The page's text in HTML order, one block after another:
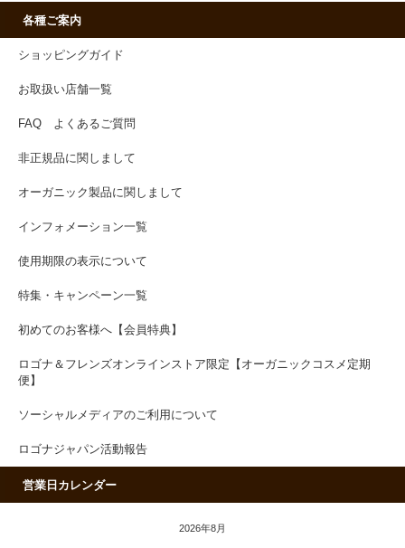
各種ご案内
ショッピングガイド
お取扱い店舗一覧
FAQ よくあるご質問
非正規品に関しまして
オーガニック製品に関しまして
インフォメーション一覧
使用期限の表示について
特集・キャンペーン一覧
初めてのお客様へ【会員特典】
ロゴナ＆フレンズオンラインストア限定【オーガニックコスメ定期
便】
ソーシャルメディアのご利用について
ロゴナジャパン活動報告
営業日カレンダー
2026年8月